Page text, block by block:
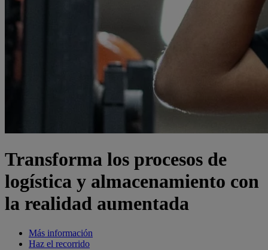
Transforma los procesos de
logística y almacenamiento con
la realidad aumentada
Más información
Haz el recorrido